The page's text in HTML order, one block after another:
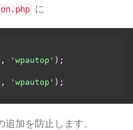
に
, 'wpautop'
, 'wpautop'
加を防止します。